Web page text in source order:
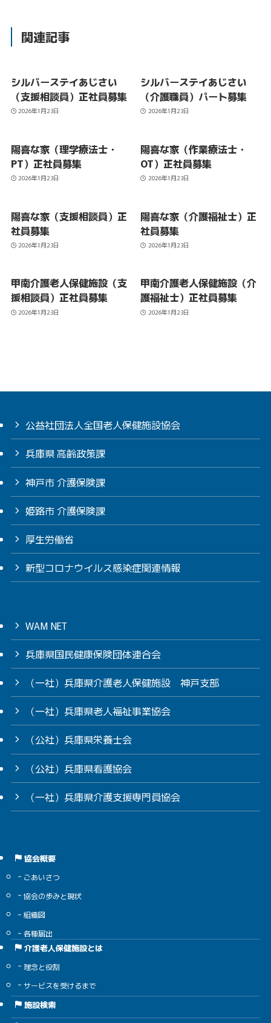
関連記事
シルバーステイあじさい
（支援相談員）正社員募集
2026年1月23日
シルバーステイあじさい
（介護職員）パート募集
2026年1月23日
陽喜な家（理学療法士・
PT）正社員募集
2026年1月23日
陽喜な家（作業療法士・
OT）正社員募集
2026年1月23日
陽喜な家（支援相談員）正
社員募集
2026年1月23日
陽喜な家（介護福祉士）正
社員募集
2026年1月23日
甲南介護老人保健施設（支
援相談員）正社員募集
2026年1月23日
甲南介護老人保健施設（介
護福祉士）正社員募集
2026年1月23日
公益社団法人全国老人保健施設協会
兵庫県 高齢政策課
神戸市 介護保険課
姫路市 介護保険課
厚生労働省
新型コロナウイルス感染症関連情報
WAM NET
兵庫県国民健康保険団体連合会
（一社）兵庫県介護老人保健施設 神戸支部
（一社）兵庫県老人福祉事業協会
（公社）兵庫県栄養士会
（公社）兵庫県看護協会
（一社）兵庫県介護支援専門員協会
協会概要
ごあいさつ
協会の歩みと現状
組織図
各種届出
介護老人保健施設とは
理念と役割
サービスを受けるまで
施設検索